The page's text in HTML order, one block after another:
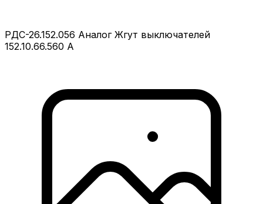
РДС-26.152.056 Аналог Жгут выключателей
152.10.66.560 А